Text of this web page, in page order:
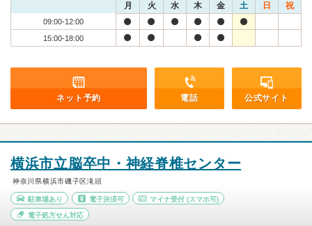
月 火 水 木 金 土 日 祝
09:00-12:00
15:00-18:00
ネット予約 電話 公式サイト
横浜市立脳卒中・神経脊椎センター
神奈川県横浜市磯子区滝頭
駐車場あり 電子決済可 マイナ受付 (スマホ可)
電子処方せん対応